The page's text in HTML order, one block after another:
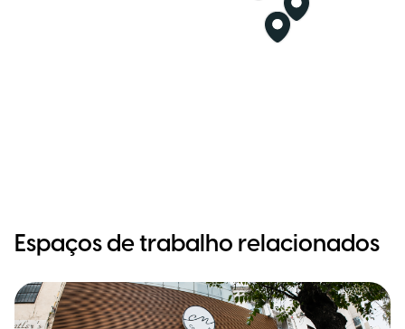
Espaços de trabalho relacionados